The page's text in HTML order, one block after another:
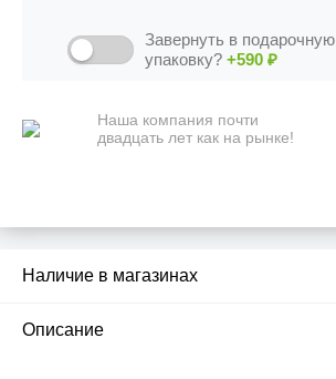
Завернуть в подарочную
упаковку? +590 ₽
Наша компания почти
двадцать лет как на рынке!
Наличие в магазинах
Описание